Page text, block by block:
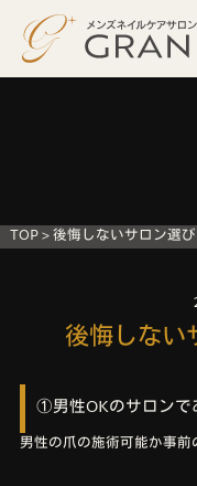
TOP>後悔しないサロン選
後悔しない
①男性OKのサロンで
男性の爪の施術可能か事前